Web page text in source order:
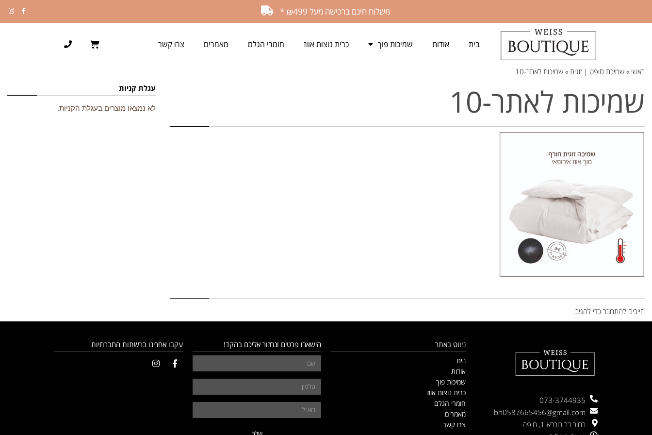
משלוח חינם ברכישה מעל ₪499 *
בית אודות שמיכות פוך כרית נוצות אווז חומרי הגלם מאמרים צרו קשר
ראשי » שמיכת סופט | זוגית » שמיכות לאתר-10
שמיכות לאתר-10
חייבים להתחבר כדי להגיב.
עגלת קניות
לא נמצאו מוצרים בעגלת הקניות.
073-3744935
bh0587665456@gmail.com
רחוב בר כוכבא 1, חיפה
ניווט באתר
בית
אודות
שמיכות פוך
כרית נוצות אווז
חומרי הגלם
מאמרים
צרו קשר
הישארו פרטים ונחזור אליכם בהקד! עקבו אחרינו ברשתות החברתיות